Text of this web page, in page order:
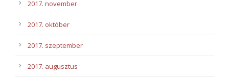
2017. november
2017. október
2017. szeptember
2017. augusztus